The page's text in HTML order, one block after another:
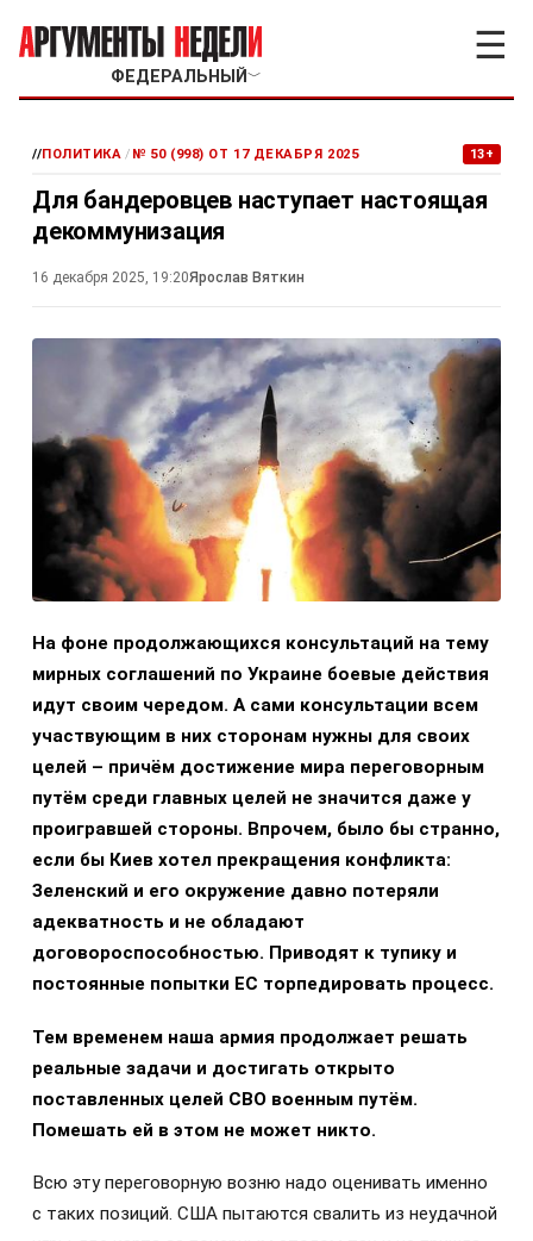
ФЕДЕРАЛЬНЫЙ ﹀
☰
//ПОЛИТИКА / № 50 (998) ОТ 17 ДЕКАБРЯ 2025 13+
Для бандеровцев наступает настоящая
декоммунизация
16 декабря 2025, 19:20Ярослав Вяткин
На фоне продолжающихся консультаций на тему
мирных соглашений по Украине боевые действия
идут своим чередом. А сами консультации всем
участвующим в них сторонам нужны для своих
целей – причём достижение мира переговорным
путём среди главных целей не значится даже у
проигравшей стороны. Впрочем, было бы странно,
если бы Киев хотел прекращения конфликта:
Зеленский и его окружение давно потеряли
адекватность и не обладают
договороспособностью. Приводят к тупику и
постоянные попытки ЕС торпедировать процесс.
Тем временем наша армия продолжает решать
реальные задачи и достигать открыто
поставленных целей СВО военным путём.
Помешать ей в этом не может никто.
Всю эту переговорную возню надо оценивать именно
с таких позиций. США пытаются свалить из неудачной